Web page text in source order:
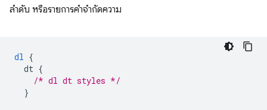
ลําดับ หรือรายการคําจํากัดความ
dl {
dt {
/* dl dt styles */
}